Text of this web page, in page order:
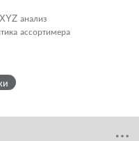
XYZ анализ
ассортимера